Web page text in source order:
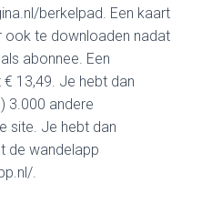
berkelpad. Een kaart
ook te downloaden nadat
abonnee. Een
13,49. Je hebt dan
3.000 andere
site. Je hebt dan
de wandelapp
.